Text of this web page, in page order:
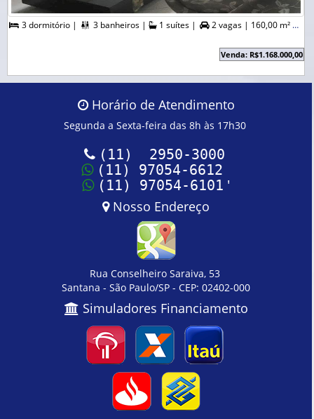
 3 dormitório |  3 banheiros | 1 suítes |  2 vagas | 160,00 m² A. Útil |
Venda: R$1.168.000,00
Horário de Atendimento
Segunda a Sexta-feira das 8h às 17h30
(11) 2950-3000
(11) 97054-6612
(11) 97054-6101 '
Nosso Endereço
Rua Conselheiro Saraiva, 53
Santana - São Paulo/SP - CEP: 02402-000
Simuladores Financiamento